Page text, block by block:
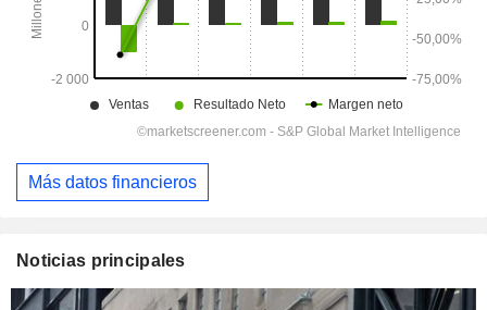
Más datos financieros
Noticias principales